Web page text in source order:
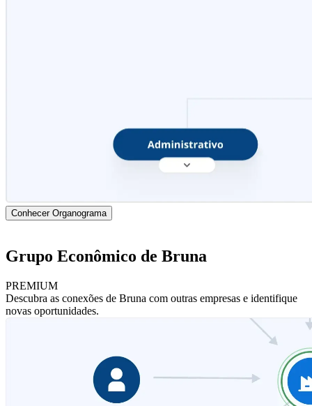
Conhecer Organograma
Grupo Econômico de Bruna
PREMIUM
Descubra as conexões de Bruna com outras empresas e identifique
novas oportunidades.